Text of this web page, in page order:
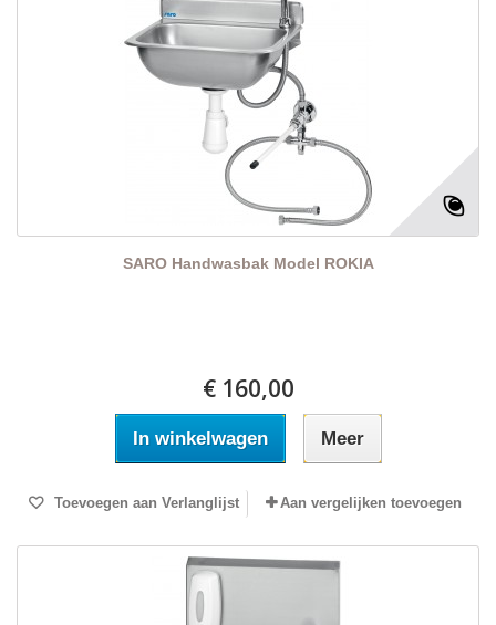
SARO Handwasbak Model ROKIA
€ 160,00
In winkelwagen Meer
Toevoegen aan Verlanglijst Aan vergelijken toevoegen